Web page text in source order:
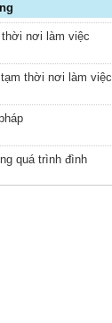
nơi làm việc
thời nơi làm việc
quá trình đình